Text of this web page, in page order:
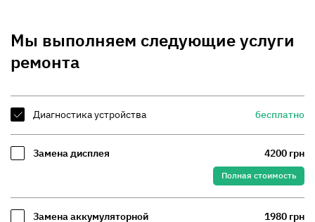
Мы выполняем следующие услуги
ремонта
Диагностика устройства бесплатно
Замена дисплея 4200 грн
Полная стоимость
Замена аккумуляторной
1980 грн